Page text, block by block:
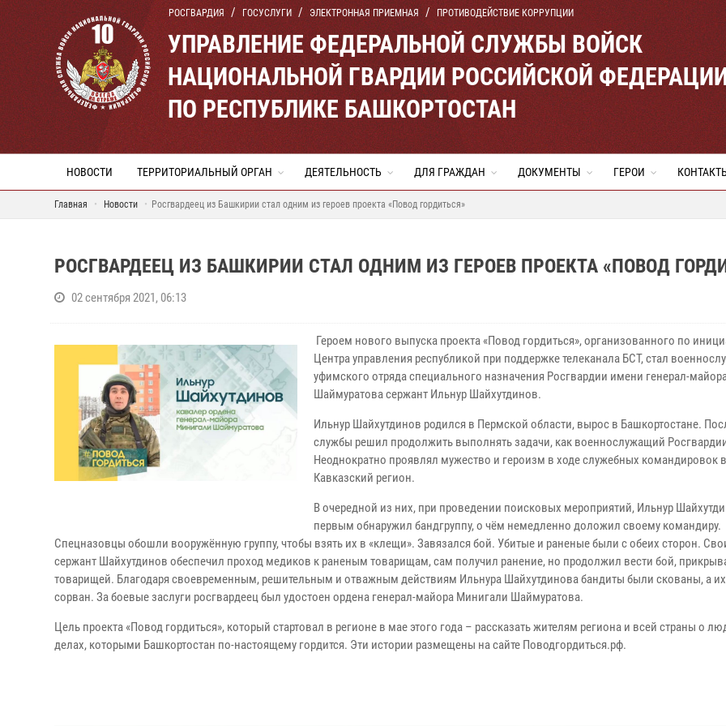
РОСГВАРДИЯ ГОСУСЛУГИ ЭЛЕКТРОННАЯ ПРИЕМНАЯ ПРОТИВОДЕЙСТВИЕ КОРРУПЦИИ
УПРАВЛЕНИЕ ФЕДЕРАЛЬНОЙ СЛУЖБЫ ВОЙСК
НАЦИОНАЛЬНОЙ ГВАРДИИ РОССИЙСКОЙ
ПО РЕСПУБЛИКЕ БАШКОРТОСТАН
НОВОСТИ ТЕРРИТОРИАЛЬНЫЙ ОРГАН ДЕЯТЕЛЬНОСТЬ ДЛЯ ГРАЖДАН ДОКУМЕНТЫ ГЕРОИ
Главная Новости Росгвардеец из Башкирии стал одним из героев проекта «Повод гордиться»
РОСГВАРДЕЕЦ ИЗ БАШКИРИИ СТАЛ ОДНИМ ИЗ ГЕРОЕВ ПРОЕКТА «ПОВОД
02 сентября 2021, 06:13
Героем нового выпуска проекта «Повод гордиться», организованного по
Центра управления республикой при поддержке телеканала БСТ, стал
уфимского отряда специального назначения Росгвардии имени генерал-
Шаймуратова сержант Ильнур Шайхутдинов.
Ильнур Шайхутдинов родился в Пермской области, вырос в Башкортостане.
службы решил продолжить выполнять задачи, как военнослужащий
Неоднократно проявлял мужество и героизм в ходе служебных командировок
Кавказский регион.
В очередной из них, при проведении поисковых мероприятий, Ильнур
первым обнаружил бандгруппу, о чём немедленно доложил своему командиру.
Спецназовцы обошли вооружённую группу, чтобы взять их в «клещи». Завязался бой. Убитые и раненые были с обеих сторон.
сержант Шайхутдинов обеспечил проход медиков к раненым товарищам, сам получил ранение, но продолжил вести бой,
товарищей. Благодаря своевременным, решительным и отважным действиям Ильнура Шайхутдинова бандиты были скованы, а
сорван. За боевые заслуги росгвардеец был удостоен ордена генерал-майора Минигали Шаймуратова.
Цель проекта «Повод гордиться», который стартовал в регионе в мае этого года – рассказать жителям региона и всей страны о
делах, которыми Башкортостан по-настоящему гордится. Эти истории размещены на сайте Поводгордиться.рф.